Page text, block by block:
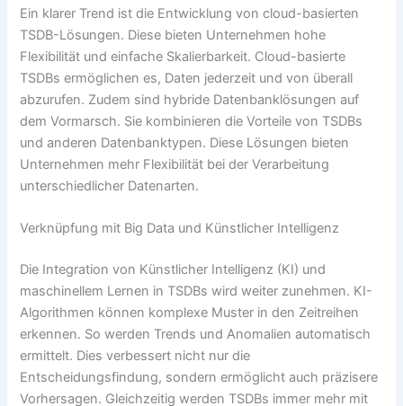
Ein klarer Trend ist die Entwicklung von cloud-basierten
TSDB-Lösungen. Diese bieten Unternehmen hohe
Flexibilität und einfache Skalierbarkeit. Cloud-basierte
TSDBs ermöglichen es, Daten jederzeit und von überall
abzurufen. Zudem sind hybride Datenbanklösungen auf
dem Vormarsch. Sie kombinieren die Vorteile von TSDBs
und anderen Datenbanktypen. Diese Lösungen bieten
Unternehmen mehr Flexibilität bei der Verarbeitung
unterschiedlicher Datenarten.
Verknüpfung mit Big Data und Künstlicher Intelligenz
Die Integration von Künstlicher Intelligenz (KI) und
maschinellem Lernen in TSDBs wird weiter zunehmen. KI-
Algorithmen können komplexe Muster in den Zeitreihen
erkennen. So werden Trends und Anomalien automatisch
ermittelt. Dies verbessert nicht nur die
Entscheidungsfindung, sondern ermöglicht auch präzisere
Vorhersagen. Gleichzeitig werden TSDBs immer mehr mit